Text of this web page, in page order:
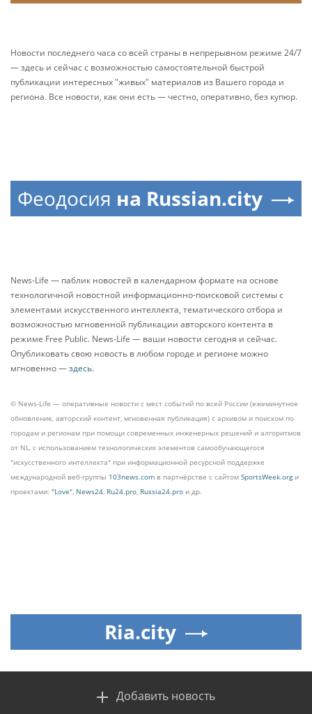
Новости последнего часа со всей страны в непрерывном режиме 24/7
— здесь и сейчас с возможностью самостоятельной быстрой
публикации интересных "живых" материалов из Вашего города и
региона. Все новости, как они есть — честно, оперативно, без купюр.
Феодосия на Russian.city
News-Life — паблик новостей в календарном формате на основе
технологичной новостной информационно-поисковой системы с
элементами искусственного интеллекта, тематического отбора и
возможностью мгновенной публикации авторского контента в
режиме Free Public. News-Life — ваши новости сегодня и сейчас.
Опубликовать свою новость в любом городе и регионе можно
мгновенно —здесь.
© News-Life — оперативные новости с мест событий по всей России (ежеминутное
обновление, авторский контент, мгновенная публикация) с архивом и поиском по
городам и регионам при помощи современных инженерных решений и алгоритмов
от NL, с использованием технологических элементов самообучающегося
"искусственного интеллекта" при информационной ресурсной поддержке
международной веб-группы 103news.com в партнёрстве с сайтом SportsWeek.orgи
проектами: "Love", News24, Ru24.pro, Russia24.pro и др.
Ria.city
Добавить новость